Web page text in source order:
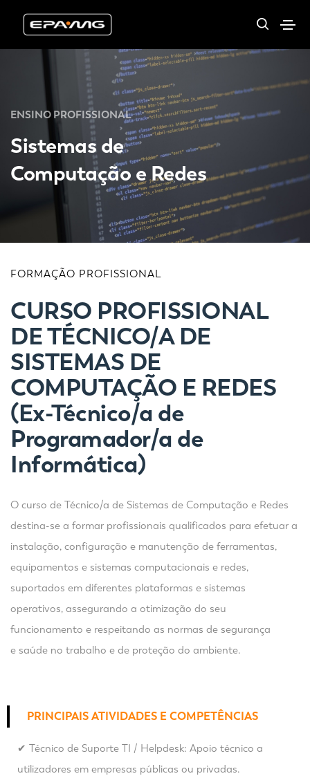
ENSINO PROFISSIONAL
Sistemas de
Computação e Redes
FORMAÇÃO PROFISSIONAL
CURSO PROFISSIONAL
DE TÉCNICO/A DE
SISTEMAS DE
COMPUTAÇÃO E REDES
(Ex-Técnico/a de
Programador/a de
Informática)
O curso de Técnico/a de Sistemas de Computação e Redes
destina-se a formar profissionais qualificados para efetuar a
instalação, configuração e manutenção de ferramentas,
equipamentos e sistemas computacionais e redes,
suportados em diferentes plataformas e sistemas
operativos, assegurando a otimização do seu
funcionamento e respeitando as normas de segurança
e saúde no trabalho e de proteção do ambiente.
PRINCIPAIS ATIVIDADES E COMPETÊNCIAS
✔ Técnico de Suporte TI / Helpdesk: Apoio técnico a
utilizadores em empresas públicas ou privadas.